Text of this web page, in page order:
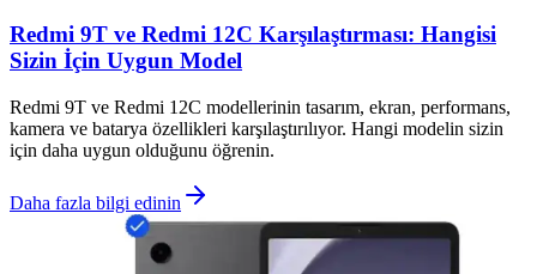
Redmi 9T ve Redmi 12C Karşılaştırması: Hangisi
Sizin İçin Uygun Model
Redmi 9T ve Redmi 12C modellerinin tasarım, ekran, performans,
kamera ve batarya özellikleri karşılaştırılıyor. Hangi modelin sizin
için daha uygun olduğunu öğrenin.
Daha fazla bilgi edinin